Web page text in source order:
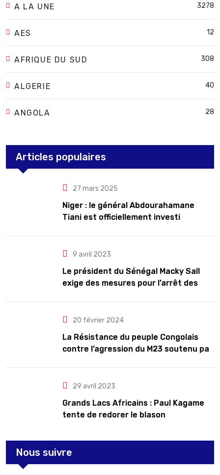
A LA UNE 3278
AES 12
AFRIQUE DU SUD 308
ALGERIE 40
ANGOLA 28
Articles populaires
27 mars 2025
Niger : le général Abdourahamane
Tiani est officiellement investi
9 avril 2023
Le président du Sénégal Macky Sall
exige des mesures pour l’arrêt des
20 février 2024
La Résistance du peuple Congolais
contre l’agression du M23 soutenu par
29 avril 2023
Grands Lacs Africains : Paul Kagame
tente de redorer le blason
Nous suivre